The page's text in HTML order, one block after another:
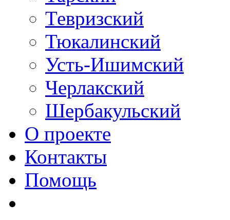
Тевризский
Тюкалинский
Усть-Ишимский
Черлакский
Шербакульский
О проекте
Контакты
Помощь